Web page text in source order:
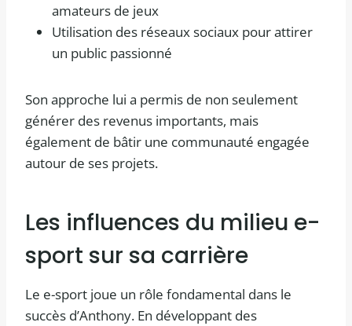
amateurs de jeux
Utilisation des réseaux sociaux pour attirer
un public passionné
Son approche lui a permis de non seulement
générer des revenus importants, mais
également de bâtir une communauté engagée
autour de ses projets.
Les influences du milieu e-
sport sur sa carrière
Le e-sport joue un rôle fondamental dans le
succès d’Anthony. En développant des